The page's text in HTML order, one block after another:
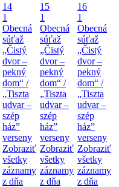
14
1
Obecná
súťaž
„Čistý
dvor –
pekný
dom“ /
„Tiszta
udvar –
szép
ház”
verseny
Zobraziť
všetky
záznamy
z dňa
15
1
Obecná
súťaž
„Čistý
dvor –
pekný
dom“ /
„Tiszta
udvar –
szép
ház”
verseny
Zobraziť
všetky
záznamy
z dňa
16
1
Obecná
súťaž
„Čistý
dvor –
pekný
dom“ /
„Tiszta
udvar –
szép
ház”
verseny
Zobraziť
všetky
záznamy
z dňa